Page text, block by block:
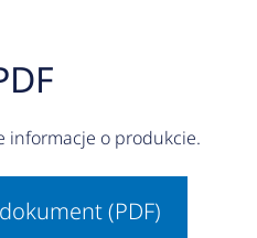
informacje o produkcie.
(PDF)